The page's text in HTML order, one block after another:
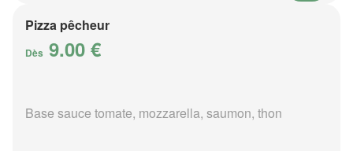
Pizza pêcheur
Dès 9.00 €
Base sauce tomate, mozzarella, saumon, thon